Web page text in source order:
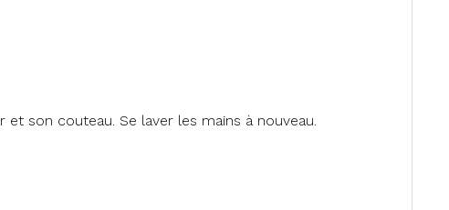
son couteau. Se laver les mains à nouveau.